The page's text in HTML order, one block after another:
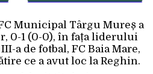
Municipal Târgu Mureș a
0-1 (0-0), în fața liderului
a de fotbal, FC Baia Mare,
ce a avut loc la Reghin.